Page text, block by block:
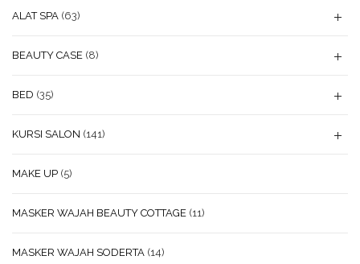
ALAT SPA (63)
BEAUTY CASE (8)
BED (35)
KURSI SALON (141)
MAKE UP (5)
MASKER WAJAH BEAUTY COTTAGE (11)
MASKER WAJAH SODERTA (14)